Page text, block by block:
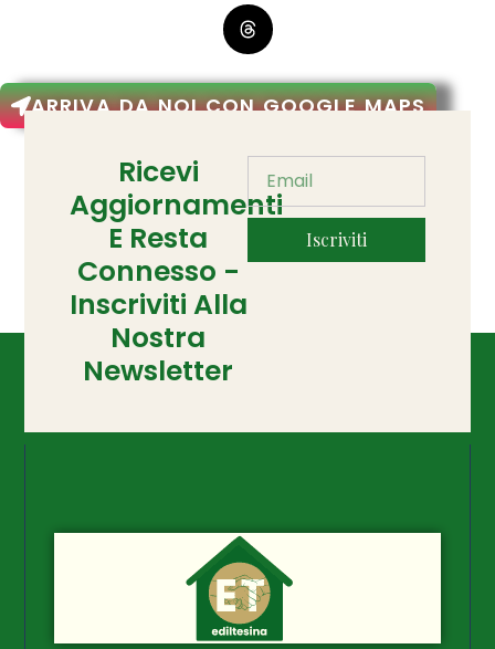
ARRIVA DA NOI CON GOOGLE MAPS
Ricevi
Aggiornamenti
E Resta
Connesso -
Inscriviti Alla
Nostra
Newsletter
Iscriviti